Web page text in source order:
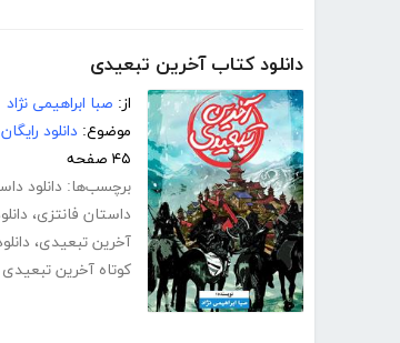
دانلود کتاب آخرین تبعیدی
از: صبا ابراهیمی نژاد
موضوع: دانلود
۴۵ صفحه
برچسب‌ها: دانلود
داستان فانتزی،
آخرین تبعیدی،
کوتاه آخرین تبعیدی